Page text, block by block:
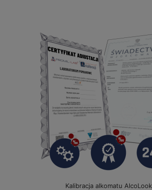
Kalibracja alkomatu AlcoLook